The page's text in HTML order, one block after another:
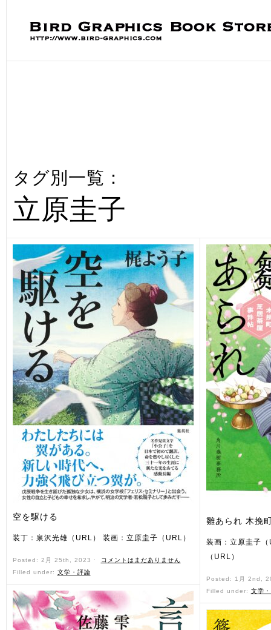
タグ別一覧：
立原圭子
空を駆ける
装丁：泉沢光雄（URL） 装画：立原圭子（URL）
Posted: 2月 25th, 2023 ˑ
コメントはまだありません
Filled under: 文学・評論
雛あられ 木挽
装画：立原圭子
（URL）
Posted: 1月 2nd,
Filled under: 文学